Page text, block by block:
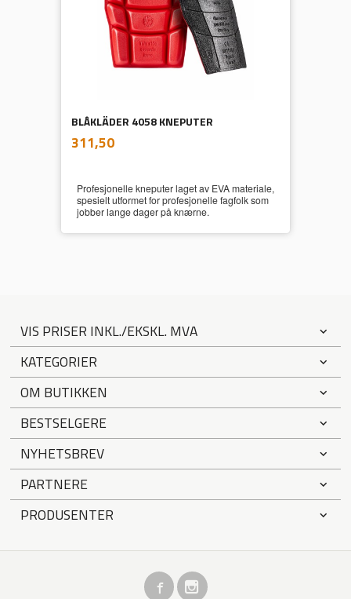
BLÅKLÄDER 4058 KNEPUTER
Pris
311,50mva.
Profesjonelle kneputer laget av EVA materiale,
spesielt utformet for profesjonelle fagfolk som
jobber lange dager på knærne.
VIS PRISER INKL./EKSKL. MVA
KATEGORIER
OM BUTIKKEN
BESTSELGERE
NYHETSBREV
PARTNERE
PRODUSENTER